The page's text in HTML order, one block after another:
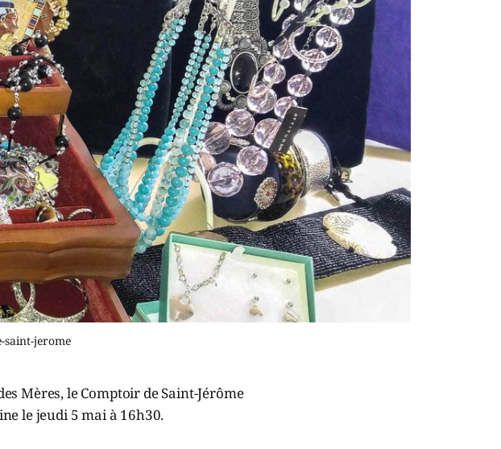
saint-jerome
Mères, le Comptoir de Saint-Jérôme
le jeudi 5 mai à 16h30.